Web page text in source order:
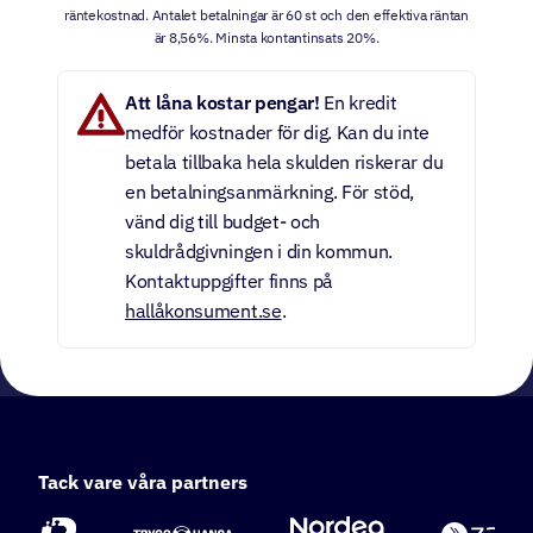
räntekostnad. Antalet betalningar är 60 st och den effektiva räntan
är 8,56%. Minsta kontantinsats 20%.
Att låna kostar pengar! En kredit
medför kostnader för dig. Kan du inte
betala tillbaka hela skulden riskerar du
en betalningsanmärkning. För stöd,
vänd dig till budget- och
skuldrådgivningen i din kommun.
Kontaktuppgifter finns på
hallåkonsument.se.
Tack vare våra partners